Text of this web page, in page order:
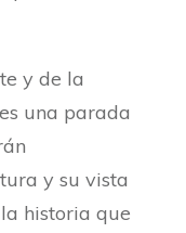
y de la
una parada
y su vista
historia que